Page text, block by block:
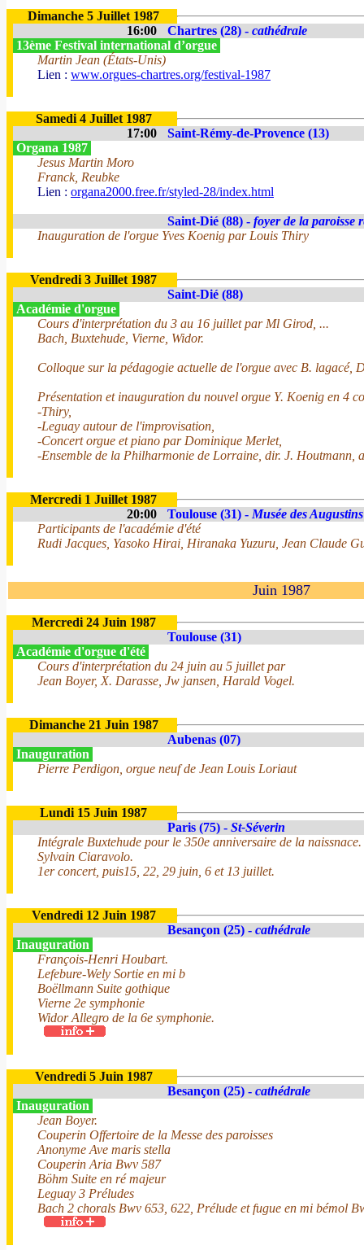
Dimanche 5 Juillet 1987
16:00
Chartres (28) - cathédrale
13ème Festival international d’orgue
Martin Jean (États-Unis)
Lien : www.orgues-chartres.org/festival-1987
Samedi 4 Juillet 1987
17:00
Saint-Rémy-de-Provence (13)
Organa 1987
Jesus Martin Moro
Franck, Reubke
Lien : organa2000.free.fr/styled-28/index.html
Saint-Dié (88) - foyer de la paroisse
Inauguration de l'orgue Yves Koenig par Louis Thiry
Vendredi 3 Juillet 1987
Saint-Dié (88)
Académie d'orgue
Cours d'interprétation du 3 au 16 juillet par Ml Girod, ...
Bach, Buxtehude, Vierne, Widor.
Colloque sur la pédagogie actuelle de l'orgue avec B. lagacé,
Présentation et inauguration du nouvel orgue Y. Koenig en 4
-Thiry,
-Leguay autour de l'improvisation,
-Concert orgue et piano par Dominique Merlet,
-Ensemble de la Philharmonie de Lorraine, dir. J. Houtmann,
Mercredi 1 Juillet 1987
20:00
Toulouse (31) - Musée des Augustins
Participants de l'académie d'été
Rudi Jacques, Yasoko Hirai, Hiranaka Yuzuru, Jean Claude
Juin 1987
Mercredi 24 Juin 1987
Toulouse (31)
Académie d'orgue d'été
Cours d'interprétation du 24 juin au 5 juillet par
Jean Boyer, X. Darasse, Jw jansen, Harald Vogel.
Dimanche 21 Juin 1987
Aubenas (07)
Inauguration
Pierre Perdigon, orgue neuf de Jean Louis Loriaut
Lundi 15 Juin 1987
Paris (75) - St-Séverin
Intégrale Buxtehude pour le 350e anniversaire de la naissnace.
Sylvain Ciaravolo.
1er concert, puis15, 22, 29 juin, 6 et 13 juillet.
Vendredi 12 Juin 1987
Besançon (25) - cathédrale
Inauguration
François-Henri Houbart.
Lefebure-Wely Sortie en mi b
Boëllmann Suite gothique
Vierne 2e symphonie
Widor Allegro de la 6e symphonie.
Vendredi 5 Juin 1987
Besançon (25) - cathédrale
Inauguration
Jean Boyer.
Couperin Offertoire de la Messe des paroisses
Anonyme Ave maris stella
Couperin Aria Bwv 587
Böhm Suite en ré majeur
Leguay 3 Préludes
Bach 2 chorals Bwv 653, 622, Prélude et fugue en mi bémol